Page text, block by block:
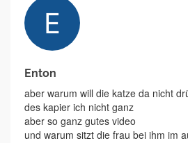
Enton
aber warum will die katze da nicht
des kapier ich nicht ganz
aber so ganz gutes video
und warum sitzt die frau bei ihm im